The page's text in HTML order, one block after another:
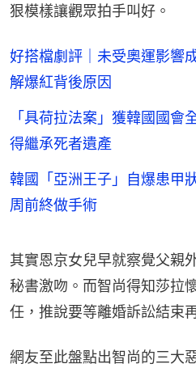
狠模樣讓觀眾拍手叫好。
好搭檔劇評｜未受奧運影
解爆紅背後原因
「具荷拉法案」獲韓國國
得繼承死者遺產
韓國「亞洲王子」自爆患甲
周前終做手術
其實恩京女兒早就察覺父親
秘書激吻。而智尚得知莎拉
任，推說要等離婚訴訟結束
網友至此盤點出智尚的三大